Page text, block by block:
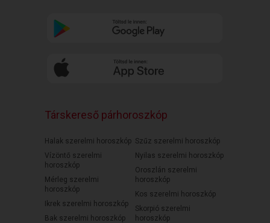
Társkereső párhoroszkóp
Halak szerelmi horoszkóp
Vízöntő szerelmi
horoszkóp
Mérleg szerelmi
horoszkóp
Ikrek szerelmi horoszkóp
Bak szerelmi horoszkóp
Szűz szerelmi horoszkóp
Nyilas szerelmi horoszkóp
Oroszlán szerelmi
horoszkóp
Kos szerelmi horoszkóp
Skorpió szerelmi
horoszkóp